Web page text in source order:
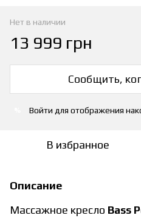
Нет в наличии
13 999 грн
Сообщить,
Войти для отображения
В избранное
Описание
Массажное кресло Bass